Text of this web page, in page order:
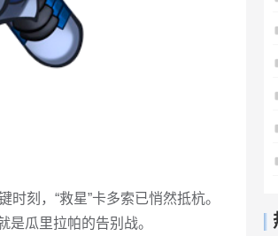
刻，“救星”卡多索已悄然抵杭。
瓜里拉帕的告别战。